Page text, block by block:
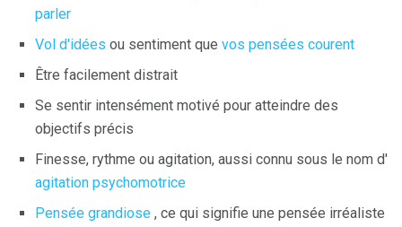
parler
Vol d'idées ou sentiment que vos pensées courent
Être facilement distrait
Se sentir intensément motivé pour atteindre des
objectifs précis
Finesse, rythme ou agitation, aussi connu sous le nom d'
agitation psychomotrice
Pensée grandiose , ce qui signifie une pensée irréaliste